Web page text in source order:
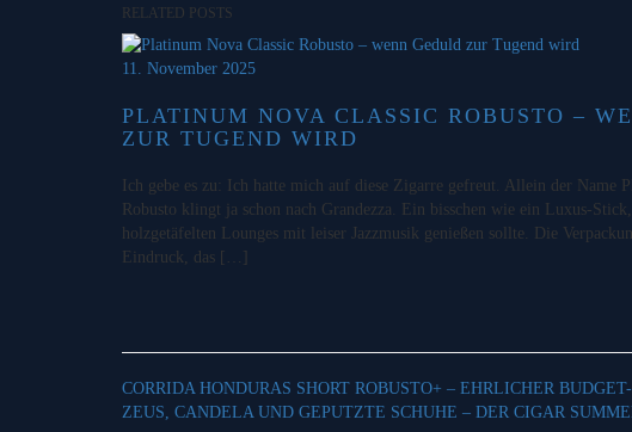
RELATED POSTS
11. November 2025
PLATINUM NOVA CLASSIC ROBUSTO –
ZUR TUGEND WIRD
Ich gebe es zu: Ich hatte mich auf diese Zigarre gefreut. Allein der Name
Robusto klingt ja schon nach Grandezza. Ein bisschen wie ein Luxus-
holzgetäfelten Lounges mit leiser Jazzmusik genießen sollte. Die
Eindruck, das […]
CORRIDA HONDURAS SHORT ROBUSTO+ – EHRLICHER
ZEUS, CANDELA UND GEPUTZTE SCHUHE – DER CIGAR